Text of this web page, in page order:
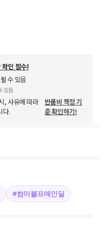
확인 필수!
수 있음
있음
, 사유에 따라
다.
반품비 책정 기
준 확인하기!
#썸머블프메인딜